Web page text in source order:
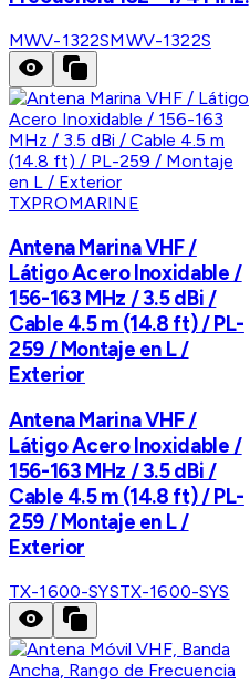
MWV-1322SMWV-1322S
TXPROMARINE
Antena Marina VHF /
Látigo Acero Inoxidable /
156-163 MHz / 3.5 dBi /
Cable 4.5 m (14.8 ft) / PL-
259 / Montaje en L /
Exterior
Antena Marina VHF /
Látigo Acero Inoxidable /
156-163 MHz / 3.5 dBi /
Cable 4.5 m (14.8 ft) / PL-
259 / Montaje en L /
Exterior
TX-1600-SYSTX-1600-SYS